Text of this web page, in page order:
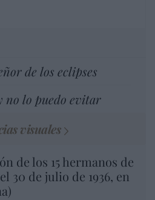
de los eclipses
no lo puedo evitar
visuales
de los 15 hermanos de
30 de julio de 1936, en